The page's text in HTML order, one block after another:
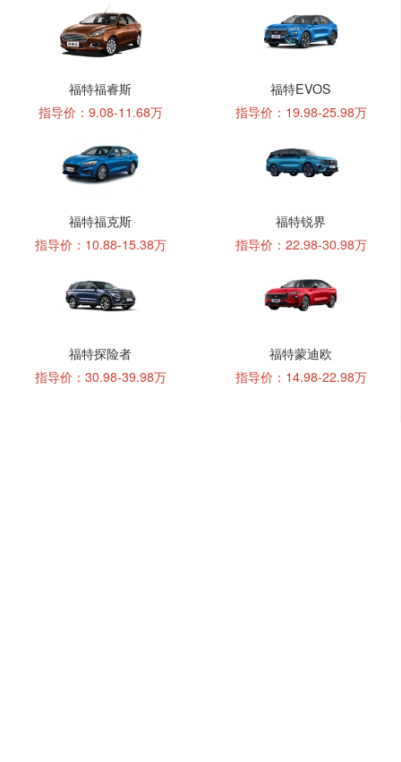
福特福睿斯
指导价：9.08-11.68万
福特EVOS
指导价：19.98-25.98万
福特福克斯
指导价：10.88-15.38万
福特锐界
指导价：22.98-30.98万
福特探险者
指导价：30.98-39.98万
福特蒙迪欧
指导价：14.98-22.98万